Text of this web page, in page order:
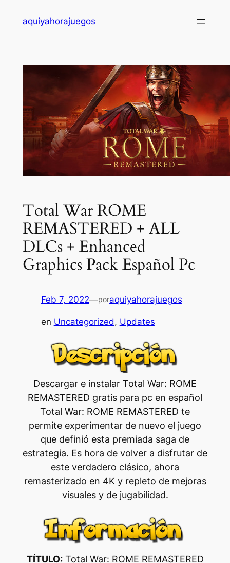
aquiyahorajuegos
Total War ROME
REMASTERED + ALL
DLCs + Enhanced
Graphics Pack Español Pc
Feb 7, 2022—poraquiyahorajuegos
en Uncategorized, Updates
Descargar e instalar Total War: ROME
REMASTERED gratis para pc en español
Total War: ROME REMASTERED te
permite experimentar de nuevo el juego
que definió esta premiada saga de
estrategia. Es hora de volver a disfrutar de
este verdadero clásico, ahora
remasterizado en 4K y repleto de mejoras
visuales y de jugabilidad.
TÍTULO:Total War: ROME REMASTERED